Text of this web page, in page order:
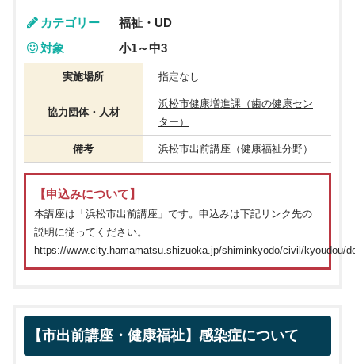
カテゴリー
福祉・UD
対象
小1～中3
実施場所 指定なし
協力団体・人材
浜松市健康増進課（歯の健康セン
ター）
備考 浜松市出前講座（健康福祉分野）
【申込みについて】
本講座は「浜松市出前講座」です。申込みは下記リンク先の
説明に従ってください。
https://www.city.hamamatsu.shizuoka.jp/shiminkyodo/civil/kyoudou/
【市出前講座・健康福祉】感染症について